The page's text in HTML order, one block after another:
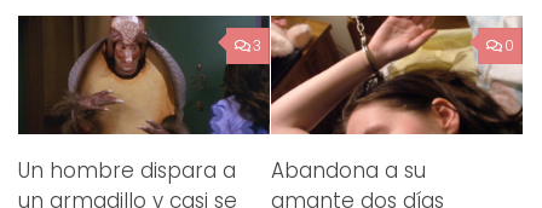
3
Un hombre dispara a
un armadillo y casi se
0
Abandona a su
amante dos días